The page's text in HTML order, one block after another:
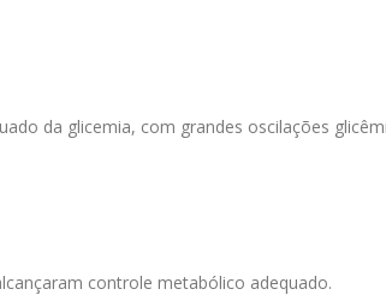
da glicemia, com grandes oscilações
controle metabólico adequado.